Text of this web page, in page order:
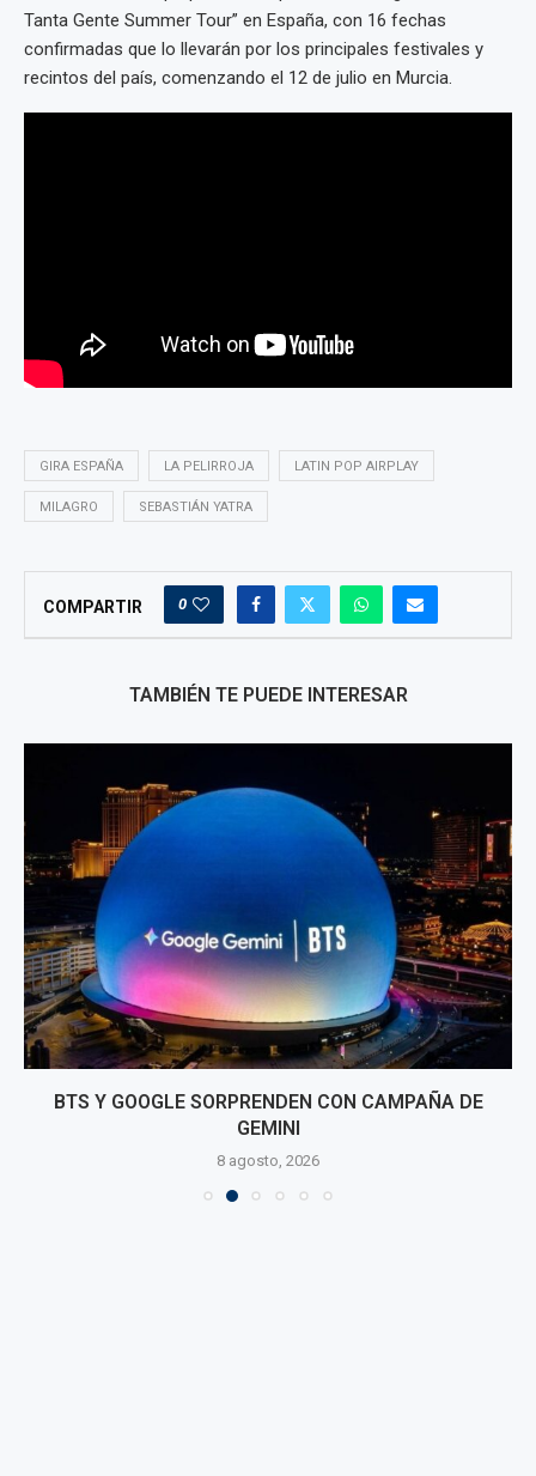
Tanta Gente Summer Tour” en España, con 16 fechas
confirmadas que lo llevarán por los principales festivales y
recintos del país, comenzando el 12 de julio en Murcia.
GIRA ESPAÑA LA PELIRROJA LATIN POP AIRPLAY
MILAGRO SEBASTIÁN YATRA
COMPARTIR 0
TAMBIÉN TE PUEDE INTERESAR
BTS Y GOOGLE SORPRENDEN CON CAMPAÑA DE
GEMINI
8 agosto, 2026